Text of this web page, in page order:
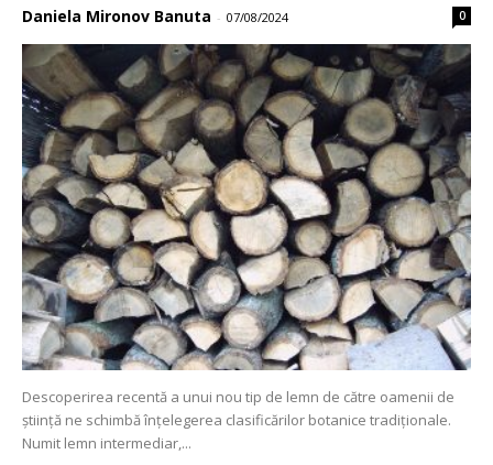
Daniela Mironov Banuta - 07/08/2024 0
Descoperirea recentă a unui nou tip de lemn de către oamenii de
știință ne schimbă înțelegerea clasificărilor botanice tradiționale.
Numit lemn intermediar,...